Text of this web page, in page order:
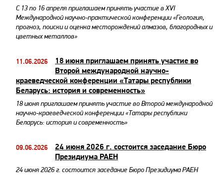
С 13 по 16 апреля приглашаем принять участие в XVI
Международной научно-практической конференции «Геология,
прогноз, поиски и оценка месторождений алмазов, благородных и
цветных металлов»
11.06.2026
18 июня приглашаем принять участие во
Второй международной научно-
краеведческой конференции «Татары республики
Беларусь: история и современность»
18 июня приглашаем принять участие во Второй международной
научно-краеведческой конференции «Татары республики
Беларусь: история и современность»
09.06.2026
24 июня 2026 г. состоится заседание Бюро
Президиума РАЕН
24 июня 2026 г. состоится заседание Бюро Президиума РАЕН